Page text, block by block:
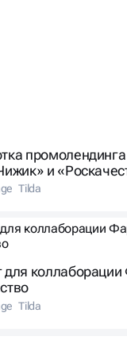
и
Tilda
для
Tilda